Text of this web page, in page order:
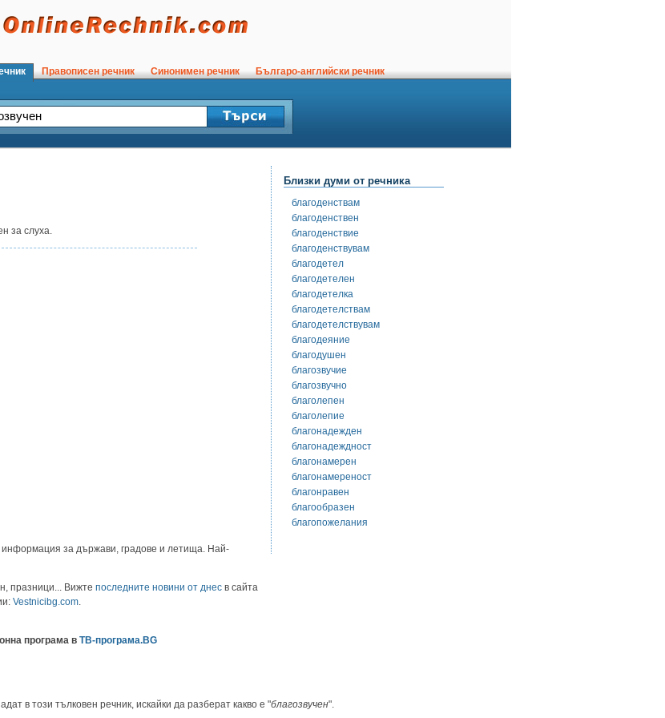
Правописен речник Синонимен речник Българо-английски речник
за слуха.
за държави, градове и летища. Най-
празници... Вижте последните новини от днес в сайта
Vestnicibg.com
програма в ТВ-програма.BG
Близки думи от речника
благоденствам
благоденствен
благоденствие
благоденствувам
благодетел
благодетелен
благодетелка
благодетелствам
благодетелствувам
благодеяние
благодушен
благозвучие
благозвучно
благолепен
благолепие
благонадежден
благонадеждност
благонамерен
благонамереност
благонравен
благообразен
благопожелания
в този тълковен речник, искайки да разберат какво е "благозвучен".